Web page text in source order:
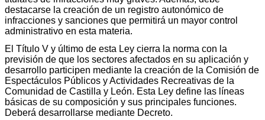
destacarse la creación de un registro autonómico de
infracciones y sanciones que permitirá un mayor control
administrativo en esta materia.
El Título V y último de esta Ley cierra la norma con la
previsión de que los sectores afectados en su aplicación y
desarrollo participen mediante la creación de la Comisión de
Espectáculos Públicos y Actividades Recreativas de la
Comunidad de Castilla y León. Esta Ley define las líneas
básicas de su composición y sus principales funciones.
Deberá desarrollarse mediante Decreto.